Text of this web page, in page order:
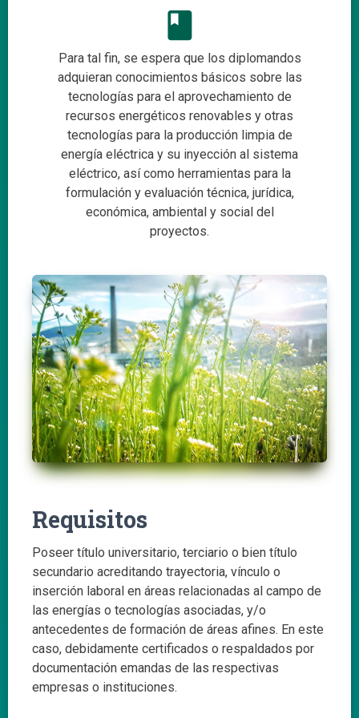
book
Para tal fin, se espera que los diplomandos
adquieran conocimientos básicos sobre las
tecnologías para el aprovechamiento de
recursos energéticos renovables y otras
tecnologías para la producción limpia de
energía eléctrica y su inyección al sistema
eléctrico, así como herramientas para la
formulación y evaluación técnica, jurídica,
económica, ambiental y social del
proyectos.
Requisitos
Poseer título universitario, terciario o bien título
secundario acreditando trayectoria, vínculo o
inserción laboral en áreas relacionadas al campo de
las energías o tecnologías asociadas, y/o
antecedentes de formación de áreas afines. En este
caso, debidamente certificados o respaldados por
documentación emandas de las respectivas
empresas o instituciones.